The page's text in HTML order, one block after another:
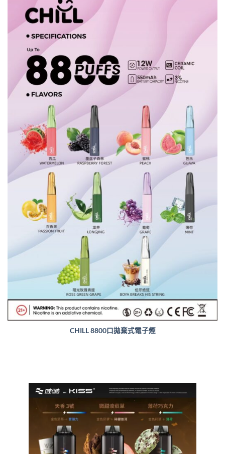
CHILL 8800口拋棄式電子煙